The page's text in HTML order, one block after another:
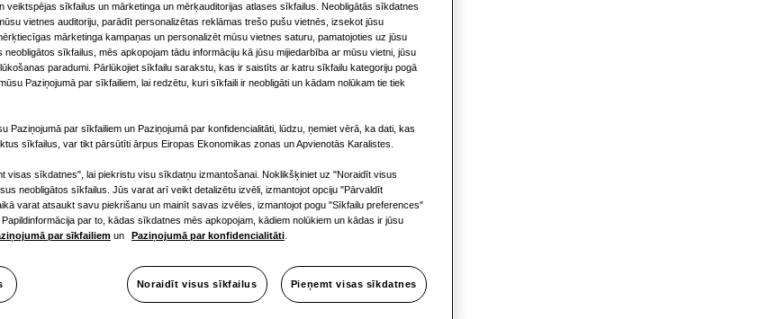
Samsung
sistēmām
veiktspējas sīkfailus un mārketinga un mērķauditorijas atlases sīkfailus. Neobligātās sīkdatnes
vietnes auditoriju, parādīt personalizētas reklāmas trešo pušu vietnēs, izsekot jūsu
mārketinga kampaņas un personalizēt mūsu vietnes saturu, pamatojoties uz jūsu
neobligātos sīkfailus, mēs apkopojam tādu informāciju kā jūsu mijiedarbība ar mūsu vietni, jūsu
paradumi. Pārlūkojiet sīkfailu sarakstu, kas ir saistīts ar katru sīkfailu kategoriju pogā
Paziņojumā par sīkfailiem, lai redzētu, kuri sīkfaili ir neobligāti un kādam nolūkam tie tiek
Paziņojumā par sīkfailiem un Paziņojumā par konfidencialitāti, lūdzu, ņemiet vērā, ka dati, kas
sīkfailus, var tikt pārsūtīti ārpus Eiropas Ekonomikas zonas un Apvienotās Karalistes.
visas sīkdatnes", lai piekristu visu sīkdatņu izmantošanai. Noklikšķiniet uz "Noraidīt visus
neobligātos sīkfailus. Jūs varat arī veikt detalizētu izvēli, izmantojot opciju "Pārvaldīt
varat atsaukt savu piekrišanu un mainīt savas izvēles, izmantojot pogu "Sīkfailu preferences"
par to, kādas sīkdatnes mēs apkopojam, kādiem nolūkiem un kādas ir jūsu
par sīkfailiem un Paziņojumā par konfidencialitāti
Noraidīt visus sīkfailus Pieņemt visas sīkdatnes